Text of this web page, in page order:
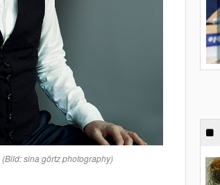
(Bild: sina görtz photography)